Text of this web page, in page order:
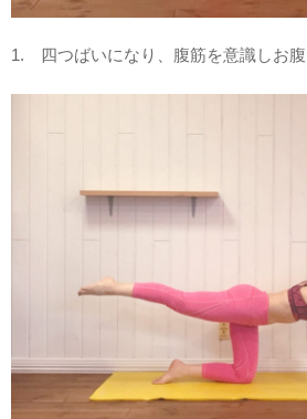
1. 四つばいになり、腹筋を意識しお腹